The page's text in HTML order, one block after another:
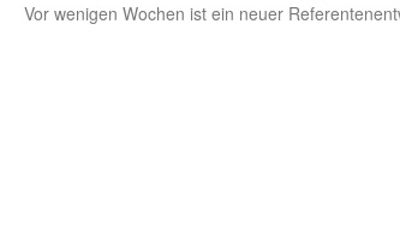
Vor weni­gen Wochen ist ein neu­er